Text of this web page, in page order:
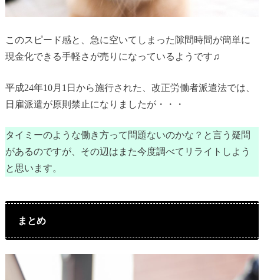
このスピード感と、急に空いてしまった隙間時間が簡単に
現金化できる手軽さが売りになっているようです♫
平成24年10月1日から施行された、改正労働者派遣法では、
日雇派遣が原則禁止になりましたが・・・
タイミーのような働き方って問題ないのかな？と言う疑問
があるのですが、その辺はまた今度調べてリライトしよう
と思います。
まとめ